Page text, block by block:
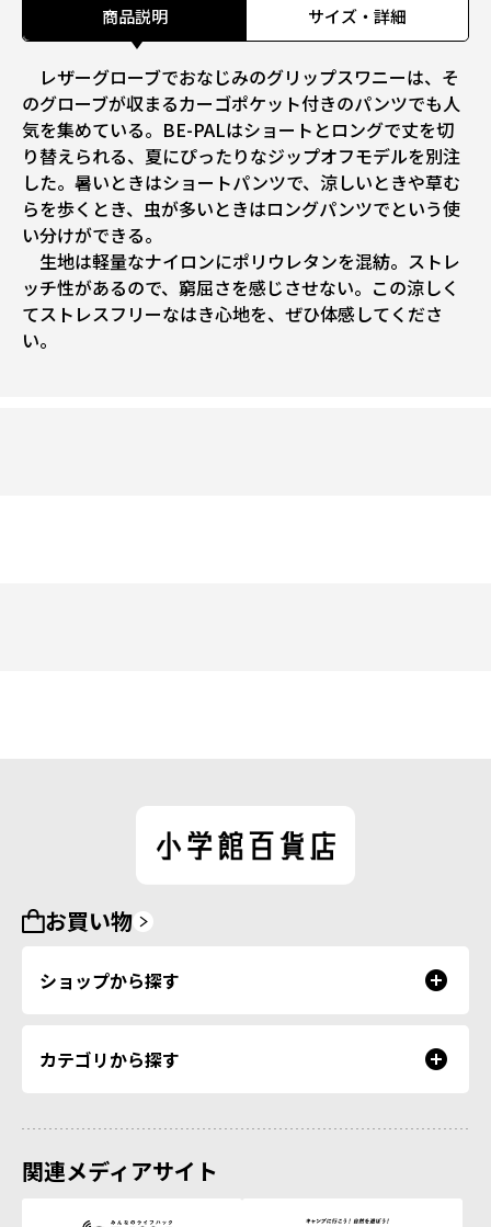
商品説明 サイズ・詳細
レザーグローブでおなじみのグリップスワニーは、そ
のグローブが収まるカーゴポケット付きのパンツでも人
気を集めている。BE-PALはショートとロングで丈を切
り替えられる、夏にぴったりなジップオフモデルを別注
した。暑いときはショートパンツで、涼しいときや草む
らを歩くとき、虫が多いときはロングパンツでという使
い分けができる。
生地は軽量なナイロンにポリウレタンを混紡。ストレ
ッチ性があるので、窮屈さを感じさせない。この涼しく
てストレスフリーなはき心地を、ぜひ体感してくださ
い。
お買い物
ショップから探す
カテゴリから探す
関連メディアサイト